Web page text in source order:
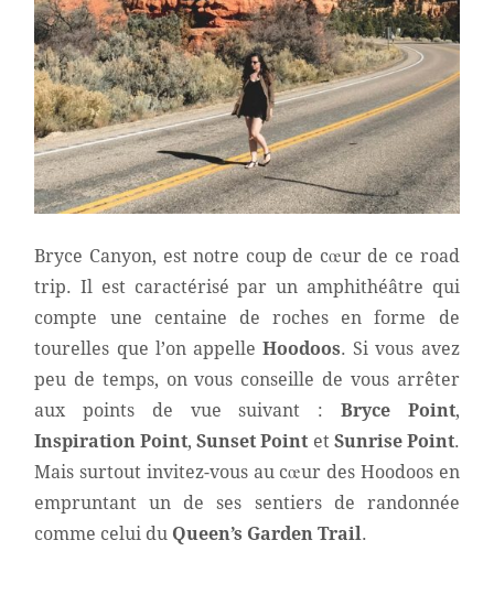
Bryce Canyon, est notre coup de cœur de ce road
trip. Il est caractérisé par un amphithéâtre qui
compte une centaine de roches en forme de
tourelles que l’on appelleHoodoos. Si vous avez
peu de temps, on vous conseille de vous arrêter
aux points de vue suivant : Bryce Point,
Inspiration Point, Sunset Point etSunrise Point.
Mais surtout invitez-vous au cœur des Hoodoos en
empruntant un de ses sentiers de randonnée
comme celui du Queen’s Garden Trail.